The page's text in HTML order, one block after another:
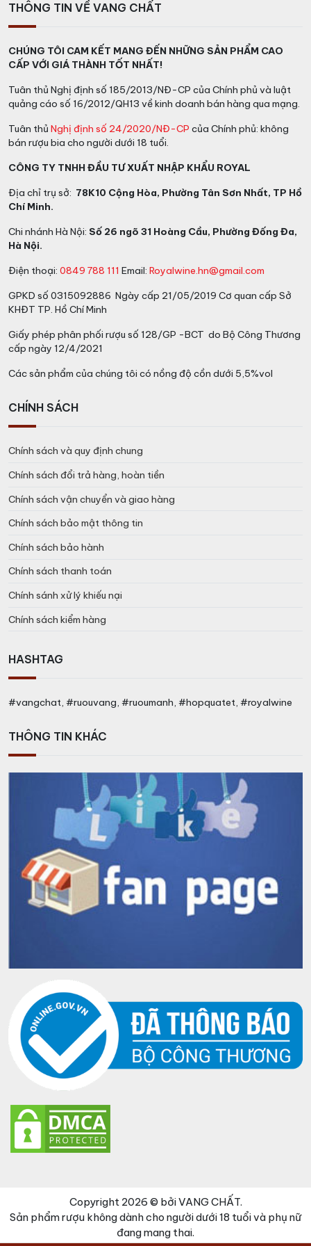
ngon, hoặc các món ăn nhẹ nhàng khác như sushi
hoặc phô mai tươi.
Khi thưởng thức rượu vang Henri Bourgeois Petit
tươi mát và phức tạp của hương vị. Hương thơm tinh tế
và độ chua dịu vừa đủ làm cho mỗi giọt rượu trở nên
đặc biệt và đáng nhớ. Rượu vang này mang lại một trải
nghiệm thú vị và sảng khoái, làm hài lòng cả những
người thưởng thức rượu vang khó tính nhất.
THÔNG TIN VỀ VANG CHẤT
CHÚNG TÔI CAM KẾT MANG ĐẾN NHỮNG SẢN PHẨM CAO
CẤP VỚI GIÁ THÀNH TỐT NHẤT!
Tuân thủ Nghị định số 185/2013/NĐ-CP của Chính phủ và luật
quảng cáo số 16/2012/QH13 về kinh doanh bán hàng qua mạng.
Tuân thủ Nghị định số 24/2020/NĐ-CP của Chính phủ: không
bán rượu bia cho người dưới 18 tuổi.
CÔNG TY TNHH ĐẦU TƯ XUẤT NHẬP KHẨU ROYAL
Địa chỉ trụ sở: 78K10 Cộng Hòa, Phường Tân Sơn Nhất, TP Hồ
Chí Minh.
Chi nhánh Hà Nội: Số 26 ngõ 31 Hoàng Cầu, Phường Đống Đa,
Hà Nội.
Điện thoại: 0849 788 111 Email: Royalwine.hn@gmail.com
GPKD số 0315092886 Ngày cấp 21/05/2019 Cơ quan cấp Sở
KHĐT TP. Hồ Chí Minh
Giấy phép phân phối rượu số 128/GP -BCT do Bộ Công Thương
cấp ngày 12/4/2021
Các sản phẩm của chúng tôi có nồng độ cồn dưới 5,5%vol
CHÍNH SÁCH
Chính sách và quy định chung
Chính sách đổi trả hàng, hoàn tiền
Chính sách vận chuyển và giao hàng
Chính sách bảo mật thông tin
Chính sách bảo hành
Chính sách thanh toán
Chính sánh xử lý khiếu nại
Chính sách kiểm hàng
HASHTAG
#vangchat, #ruouvang, #ruoumanh, #hopquatet, #royalwine
THÔNG TIN KHÁC
Copyright 2026 © bởi VANG CHẤT.
Sản phẩm rượu không dành cho người dưới 18 tuổi và phụ nữ
đang mang thai.